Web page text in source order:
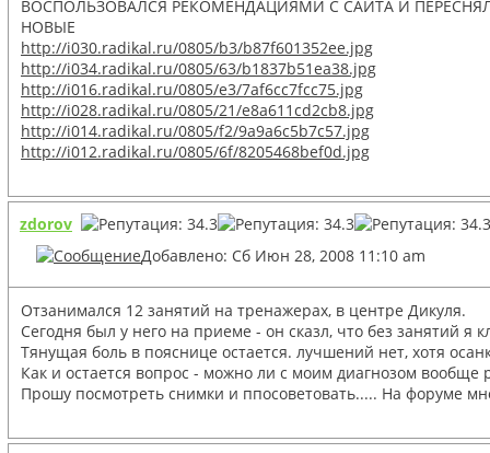
ВОСПОЛЬЗОВАЛСЯ РЕКОМЕНДАЦИЯМИ С САЙТА И
НОВЫЕ
http://i030.radikal.ru/0805/b3/b87f601352ee.jpg
http://i034.radikal.ru/0805/63/b1837b51ea38.jpg
http://i016.radikal.ru/0805/e3/7af6cc7fcc75.jpg
http://i028.radikal.ru/0805/21/e8a611cd2cb8.jpg
http://i014.radikal.ru/0805/f2/9a9a6c5b7c57.jpg
http://i012.radikal.ru/0805/6f/8205468bef0d.jpg
zdorov
Добавлено: Сб Июн 28, 2008 11:10 am
Отзанимался 12 занятий на тренажерах, в центре Дикуля.
Сегодня был у него на приеме - он сказл, что без занятий я
Тянущая боль в пояснице остается. лучшений нет, хотя
Как и остается вопрос - можно ли с моим диагнозом
Прошу посмотреть снимки и ппосоветовать..... На форуме